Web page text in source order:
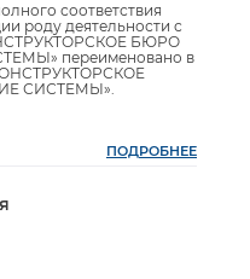
соответствия
роду деятельности с
БЮРО
переименовано в
СИСТЕМЫ».
ПОДРОБНЕЕ